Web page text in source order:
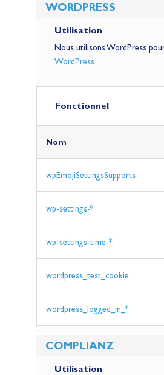
WORDPRESS
Utilisation
Nous utilisons WordPress
WordPress
Fonctionnel
Nom
wpEmojiSettingsSupports
Nom
wp-settings-*
Nom
wp-settings-time-*
Nom
wordpress_test_cookie
Nom
wordpress_logged_in_*
COMPLIANZ
Utilisation